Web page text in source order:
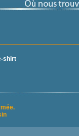
shirt